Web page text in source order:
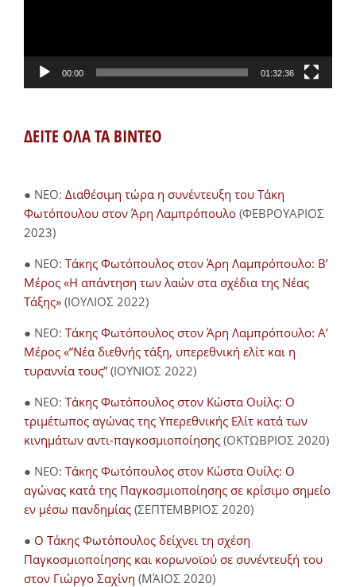
00:00 01:32:36
ΔΕΙΤΕ ΟΛΑ ΤΑ ΒΙΝΤΕΟ
● NEO: Διαθέσιμη τώρα η συνέντευξη του Τάκη
Φωτόπουλου στον Άρη Λαμπρόπουλο (ΦΕΒΡΟΥΑΡΙΟΣ
2023)
● NEO: Τάκης Φωτόπουλος στον Άρη Λαμπρόπουλο: Β’
Μέρος «Η απάντηση των λαών στα σχέδια της Νέας
Τάξης» (ΙΟΥΛΙΟΣ 2022)
● NEO: Τάκης Φωτόπουλος στον Άρη Λαμπρόπουλο: Α’
Μέρος «”Νέα διεθνής τάξη, υπερεθνική ελίτ και η
τυραννία τους” (ΙΟΥΝΙΟΣ 2022)
● NEO: Τάκης Φωτόπουλος στον Κώστα Ουίλς: Ο
τριμέτωπος αγώνας της Υπερεθνικής Ελίτ κατά των
κινημάτων αντι-παγκοσμιοποίησης (ΟΚΤΩΒΡΙΟΣ 2020)
● NEO: Τάκης Φωτόπουλος στον Κώστα Ουίλς: Ο
αγώνας κατά της Παγκοσμιοποίησης σε κρίσιμο σημείο
εν μέσω πανδημίας (ΣΕΠΤΕΜΒΡΙΟΣ 2020)
● Ο Τάκης Φωτόπουλος δείχνει τη σχέση
Παγκοσμιοποίησης και κορωνοϊού σε συνέντευξή του
στον Γιώργο Σαχίνη (ΜΆΙΟΣ 2020)